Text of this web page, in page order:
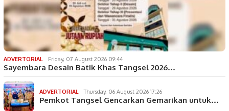
ADVERTORIAL Friday, 07 August 2026 09:44
Sayembara Desain Batik Khas Tangsel 2026…
ADVERTORIAL Thursday, 06 August 2026 17:26
Pemkot Tangsel Gencarkan Gemarikan untuk…